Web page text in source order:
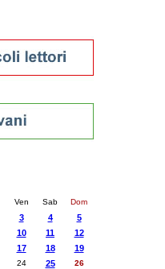
Ven Sab Dom
3 4
5
10 11
12
17 18
19
24 25
26